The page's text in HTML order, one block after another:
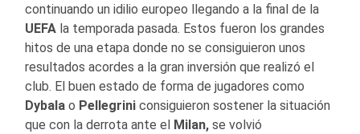
continuando un idilio europeo llegando a la final de la
UEFA la temporada pasada. Estos fueron los grandes
hitos de una etapa donde no se consiguieron unos
resultados acordes a la gran inversión que realizó el
club. El buen estado de forma de jugadores como
Dybala o Pellegrini consiguieron sostener la situación
que con la derrota ante el Milan, se volvió